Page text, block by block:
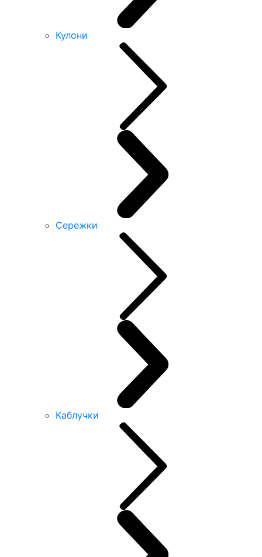
Кулони
Сережки
Каблучки